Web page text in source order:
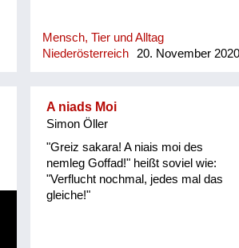
Mensch, Tier und Alltag
Niederösterreich
20. November
A niads Moi
Simon Öller
"Greiz sakara! A niais moi des
nemleg Goffad!" heißt soviel wie:
"Verflucht nochmal, jedes mal das
gleiche!"